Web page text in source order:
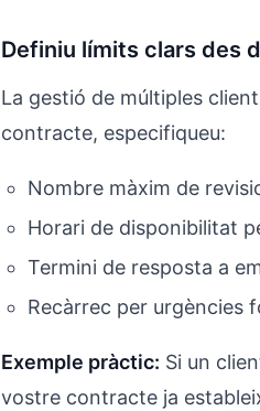
Definiu límits clars des
La gestió de múltiples
contracte, especifiqueu:
Nombre màxim de
Horari de disponibilitat
Termini de resposta a
Recàrrec per urgències
Exemple pràctic: Si un
vostre contracte ja